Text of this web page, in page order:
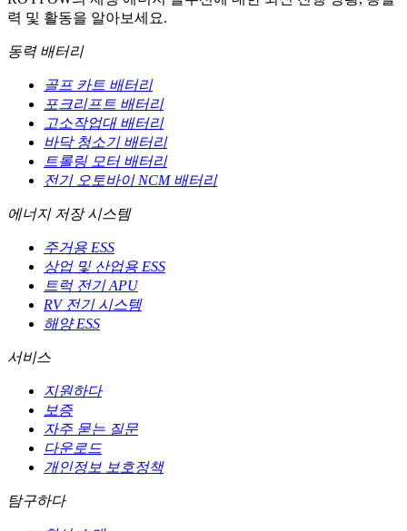
력 및 활동을 알아보세요.
동력 배터리
골프 카트 배터리
포크리프트 배터리
고소작업대 배터리
바닥 청소기 배터리
트롤링 모터 배터리
전기 오토바이 NCM 배터리
에너지 저장 시스템
주거용 ESS
상업 및 산업용 ESS
트럭 전기 APU
RV 전기 시스템
해양 ESS
서비스
지원하다
보증
자주 묻는 질문
다운로드
개인정보 보호정책
탐구하다